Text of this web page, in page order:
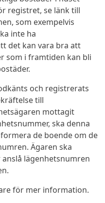
registret, se länk till
som exempelvis
inte ha
det kan vara bra att
som i framtiden kan bli
och registrerats
till
mottagit
ska denna
de boende om de
Ägaren ska
lägenhetsnumren
för mer information.